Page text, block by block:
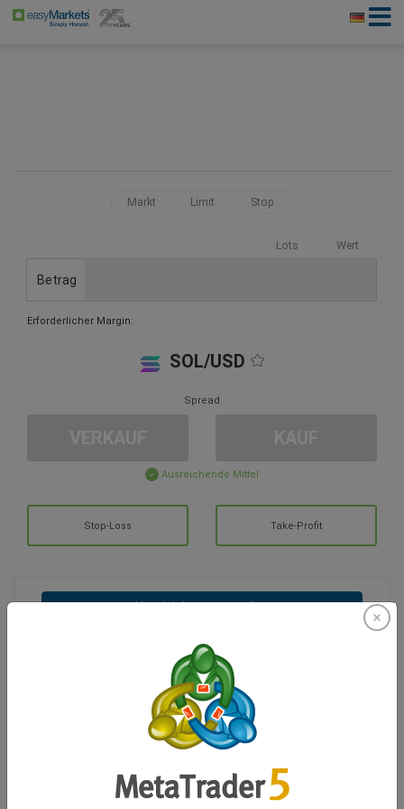
Markt Limit Stop
Lots Wert
Betrag
Erforderlicher Margin:
SOL/USD
Spread
Ausreichende Mittel
Stop-Loss Take-Profit
Handelskonto erstellen